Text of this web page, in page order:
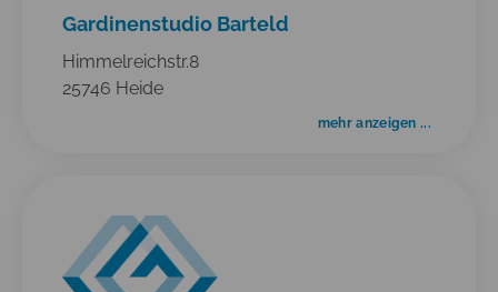
Gardinenstudio Barteld
Himmelreichstr.8
25746 Heide
mehr anzeigen ...